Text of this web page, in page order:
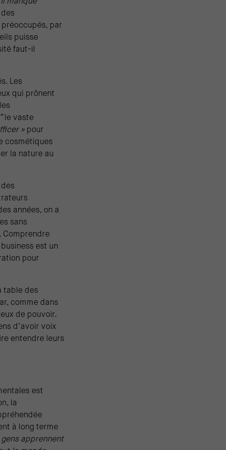
par
puisse
faut-il
Les
qui prônent
vaste
» pour
cosmétiques
la nature au
années, on a
sans
Comprendre
est un
pour
table des
comme dans
de pouvoir.
d’avoir voix
entendre leurs
est
la
à long terme
apprennent